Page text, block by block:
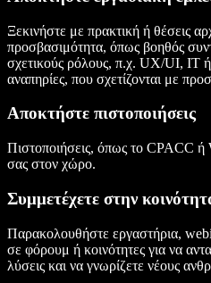
Ξεκινήστε με πρακτική ή θέσεις
προσβασιμότητα, όπως βοηθός
σχετικούς ρόλους, π.χ. UX/UI, IT
αναπηρίες, που σχετίζονται με
Αποκτήστε πιστοποιήσεις
Πιστοποιήσεις, όπως το CPACC ή
σας στον χώρο.
Συμμετέχετε στην
Παρακολουθήστε εργαστήρια,
σε φόρουμ ή κοινότητες για να
λύσεις και να γνωρίζετε νέους